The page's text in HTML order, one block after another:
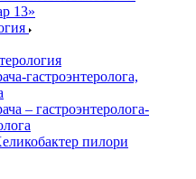
13»
гастроэнтеролога,
– гастроэнтеролога-
пилори